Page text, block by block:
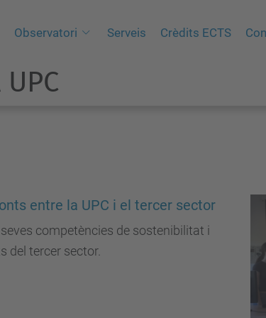
Observatori Serveis Crèdits ECTS
UPC
entre la UPC i el tercer sector
competències de sostenibilitat i
del tercer sector.